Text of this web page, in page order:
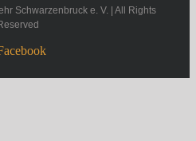
Schwarzenbruck e. V. | All Rights